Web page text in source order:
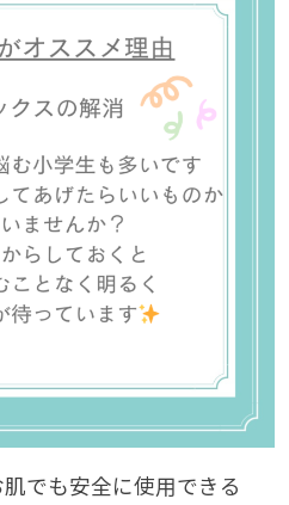
でも安全に使用できる